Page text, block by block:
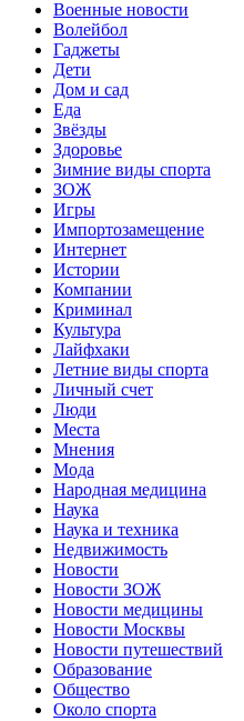
Военные новости
Волейбол
Гаджеты
Дети
Дом и сад
Еда
Звёзды
Здоровье
Зимние виды спорта
ЗОЖ
Игры
Импортозамещение
Интернет
Истории
Компании
Криминал
Культура
Лайфхаки
Летние виды спорта
Личный счет
Люди
Места
Мнения
Мода
Народная медицина
Наука
Наука и техника
Недвижимость
Новости
Новости ЗОЖ
Новости медицины
Новости Москвы
Новости путешествий
Образование
Общество
Около спорта